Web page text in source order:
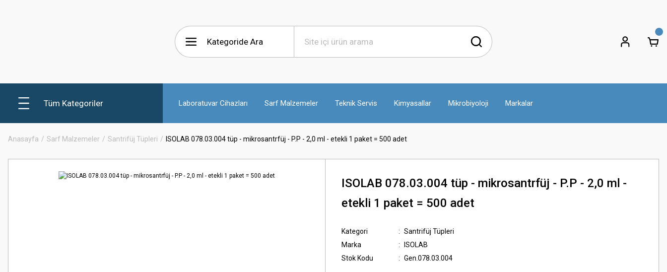
Tüm Kategoriler Laboratuvar Cihazları Sarf Malzemeler Teknik Servis Kimyasallar Mikrobiyoloji Markalar
Anasayfa Sarf Malzemeler Santrifüj Tüpleri ISOLAB 078.03.004 tüp - mikrosantrfüj - P.P - 2,0 ml - etekli 1 paket = 500 adet
ISOLAB 078.03.004 tüp - mikrosantrfüj - P.P - 2,0 ml -
etekli 1 paket = 500 adet
Kategori
Santrifüj Tüpleri
Marka
ISOLAB
Stok Kodu
Gen.078.03.004